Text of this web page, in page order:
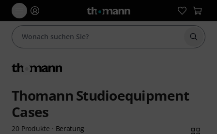
Suche
Thomann Studioequipment
Cases
20 Produkte · Beratung